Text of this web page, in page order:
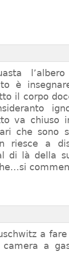
è
il corpo
va chiuso
che sono
riesce a
di là della
a
a